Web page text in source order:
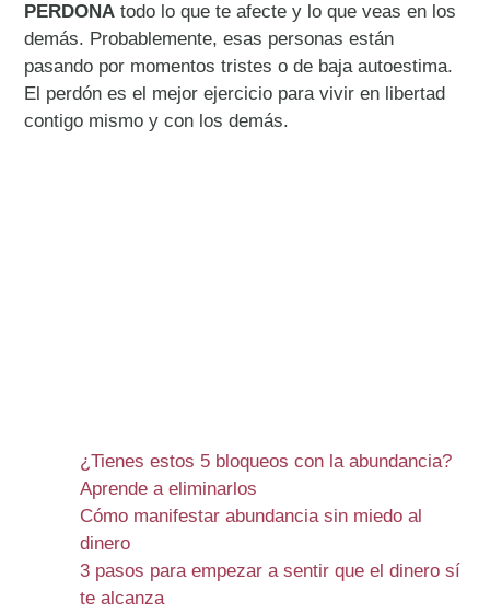
PERDONA todo lo que te afecte y lo que veas en los
demás. Probablemente, esas personas están
pasando por momentos tristes o de baja autoestima.
El perdón es el mejor ejercicio para vivir en libertad
contigo mismo y con los demás.
¿Tienes estos 5 bloqueos con la abundancia?
Aprende a eliminarlos
Cómo manifestar abundancia sin miedo al
dinero
3 pasos para empezar a sentir que el dinero sí
te alcanza